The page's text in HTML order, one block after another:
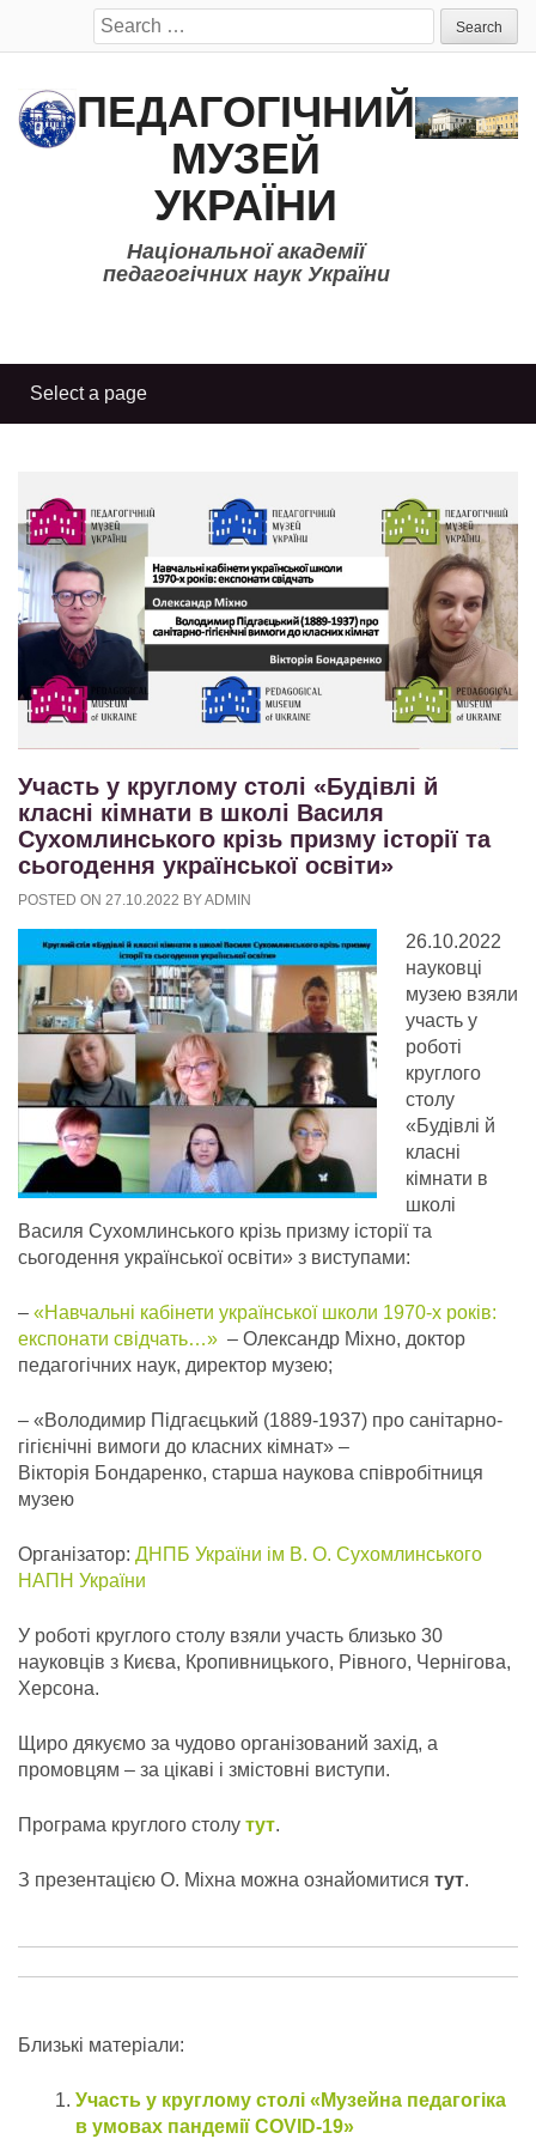
Search
for:
ПЕДАГОГІЧНИЙ
МУЗЕЙ
УКРАЇНИ
Національної академії
педагогічних наук України
Участь у круглому столі «Будівлі й
класні кімнати в школі Василя
Сухомлинського крізь призму історії та
сьогодення української освіти»
POSTED ON 27.10.2022 BYADMIN
26.10.2022
науковці
музею взяли
участь у
роботі
круглого
столу
«Будівлі й
класні
кімнати в
школі
Василя Сухомлинського крізь призму історії та
сьогодення української освіти» з виступами:
– «Навчальні кабінети української школи 1970-х років:
експонати свідчать…» – Олександр Міхно, доктор
педагогічних наук, директор музею;
– «Володимир Підгаєцький (1889-1937) про санітарно-
гігієнічні вимоги до класних кімнат» –
Вікторія Бондаренко, старша наукова співробітниця
музею
Організатор: ДНПБ України ім В. О. Сухомлинського
НАПН України
У роботі круглого столу взяли участь близько 30
науковців з Києва, Кропивницького, Рівного, Чернігова,
Херсона.
Щиро дякуємо за чудово організований захід, а
промовцям – за цікаві і змістовні виступи.
Програма круглого столу тут.
З презентацією О. Міхна можна ознайомитися тут.
Близькі матеріали:
Участь у круглому столі «Музейна педагогіка
в умовах пандемії COVID-19»